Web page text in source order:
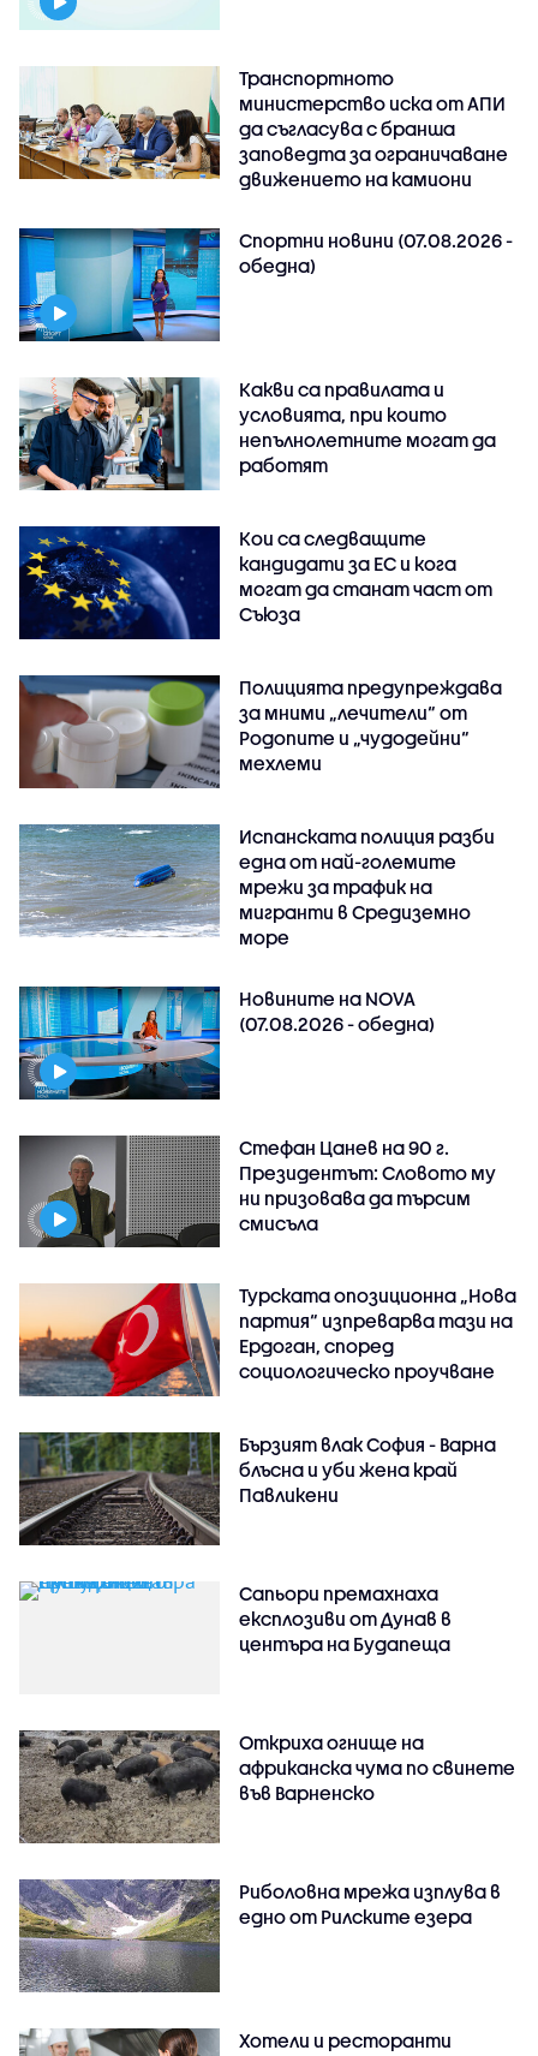
Транспортното
министерство иска от АПИ
да съгласува с бранша
заповедта за ограничаване
движението на камиони
Спортни новини (07.08.2026 -
обедна)
Какви са правилата и
условията, при които
непълнолетните могат да
работят
Кои са следващите
кандидати за ЕС и кога
могат да станат част от
Съюза
Полицията предупреждава
за мними „лечители“ от
Родопите и „чудодейни“
мехлеми
Испанската полиция разби
една от най-големите
мрежи за трафик на
мигранти в Средиземно
море
Новините на NOVA
(07.08.2026 - обедна)
Стефан Цанев на 90 г.
Президентът: Словото му
ни призовава да търсим
смисъла
Турската опозиционна „Нова
партия“ изпреварва тази на
Ердоган, според
социологическо проучване
Бързият влак София - Варна
блъсна и уби жена край
Павликени
Сапьори премахнаха
експлозиви от Дунав в
центъра на Будапеща
Откриха огнище на
африканска чума по свинете
във Варненско
Риболовна мрежа изплува в
едно от Рилските езера
Хотели и ресторанти